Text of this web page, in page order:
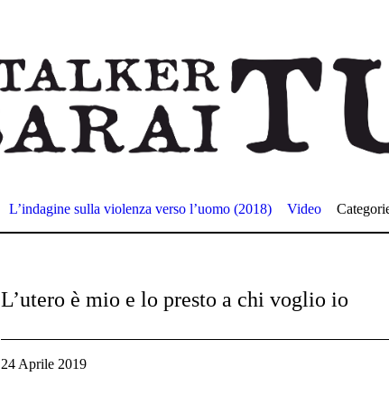
L’indagine sulla violenza verso l’uomo (2018) Video
L’utero è mio e lo presto a chi voglio io
24 Aprile 2019